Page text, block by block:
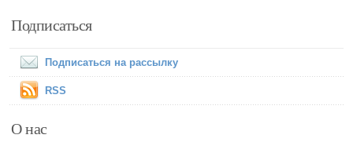
Подписаться
Подписаться на рассылку
RSS
О нас